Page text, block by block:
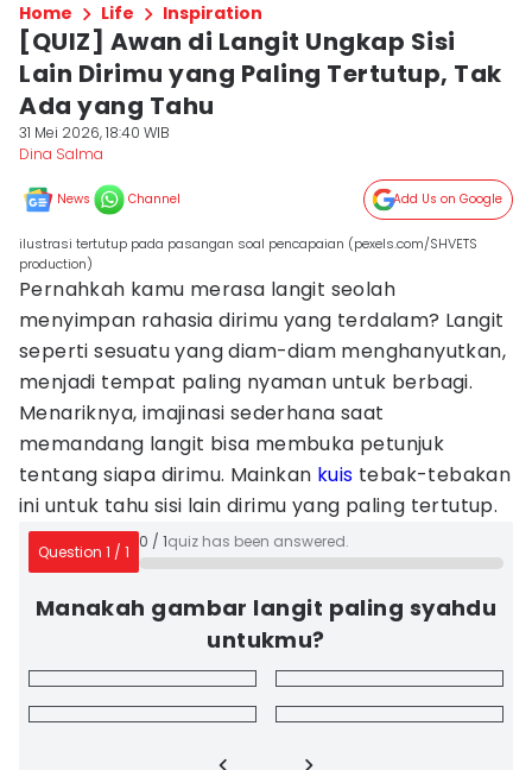
Home Life Inspiration
[QUIZ] Awan di Langit Ungkap Sisi
Lain Dirimu yang Paling Tertutup, Tak
Ada yang Tahu
31 Mei 2026, 18:40 WIB
Dina Salma
News Channel Add Us on Google
ilustrasi tertutup pada pasangan soal pencapaian (pexels.com/SHVETS
production)
Pernahkah kamu merasa langit seolah
menyimpan rahasia dirimu yang terdalam? Langit
seperti sesuatu yang diam-diam menghanyutkan,
menjadi tempat paling nyaman untuk berbagi.
Menariknya, imajinasi sederhana saat
memandang langit bisa membuka petunjuk
tentang siapa dirimu. Mainkan kuis tebak-tebakan
ini untuk tahu sisi lain dirimu yang paling tertutup.
Question 1 / 1
0 / 1quiz has been answered.
Manakah gambar langit paling syahdu
untukmu?